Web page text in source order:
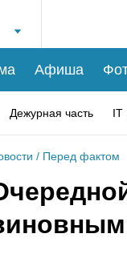
Афиша
Дежурная часть IT
/ Перед фактом